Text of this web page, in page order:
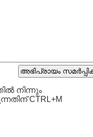
നിന്നും
CTRL+M